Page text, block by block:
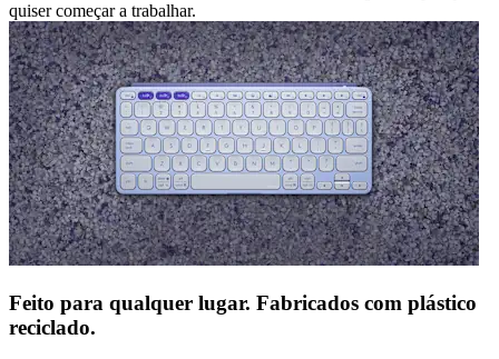
quiser começar a trabalhar.
Feito para qualquer lugar. Fabricados com plástico
reciclado.